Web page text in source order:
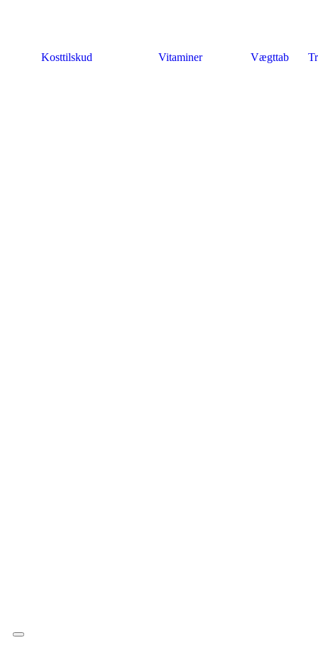
Kosttilskud Vitaminer Vægttab
Hamburger Toggle Menu